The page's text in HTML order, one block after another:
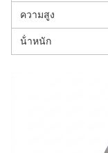
ความสูง
น้ําหนัก